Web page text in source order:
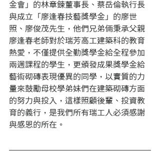
金會」的林章鍊董事長、蔡岳倫執行長
與成立「廖逢春技藝獎學金」的廖世
照、廖俊茂先生，他們兄弟倆秉承父親
廖逢春老師對於瑞芳高工建築科的教育
熱愛，不僅提供全勤獎學金給全程參加
兩週課程的學生，更頒發成果獎學金給
藝術砌磚表現優異的同學，以實質的力
量來鼓勵母校學弟妹們在建築砌磚方面
的努力與投入，這樣照顧後輩、投資教
育的義行，是我們所有瑞工人必須感謝
與感恩的所在。